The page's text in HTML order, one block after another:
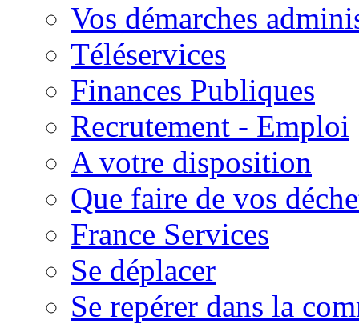
Vos démarches
Téléservices
Finances Publiques
Recrutement - Emploi
A votre disposition
Que faire de vos
France Services
Se déplacer
Se repérer dans la